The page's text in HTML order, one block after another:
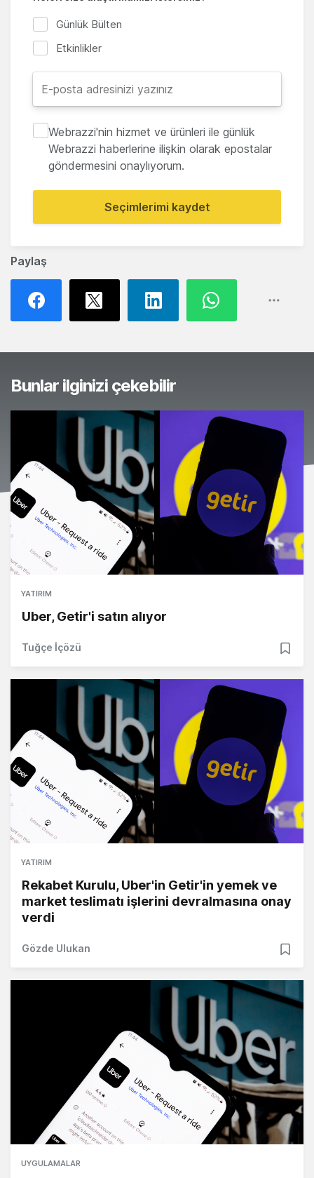
Paylaş
Günlük Bülten
Etkinlikler
Webrazzi'nin hizmet ve ürünleri ile günlük
Webrazzi haberlerine ilişkin olarak epostalar
göndermesini onaylıyorum.
Seçimlerimi kaydet
Bunlar ilginizi çekebilir
YATIRIM
Uber, Getir'i satın alıyor
Tuğçe İçözü
YATIRIM
Rekabet Kurulu, Uber'in Getir'in yemek ve
market teslimatı işlerini devralmasına onay
verdi
Gözde Ulukan
UYGULAMALAR